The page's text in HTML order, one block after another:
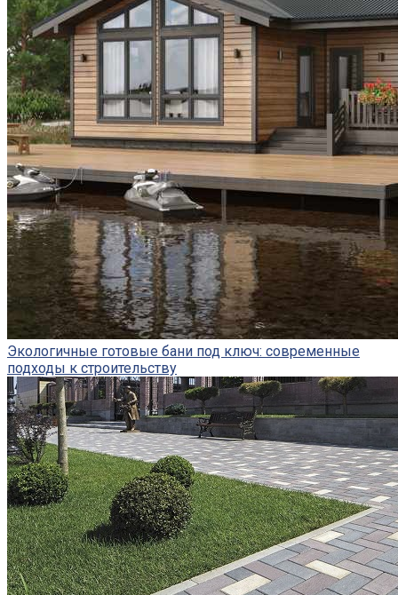
Экологичные готовые бани под ключ: современные
подходы к строительству